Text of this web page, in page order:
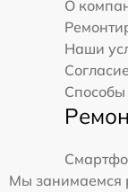
О
Наши
Мы занимаемся